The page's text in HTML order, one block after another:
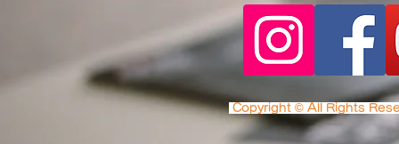
Copyright © All Rights